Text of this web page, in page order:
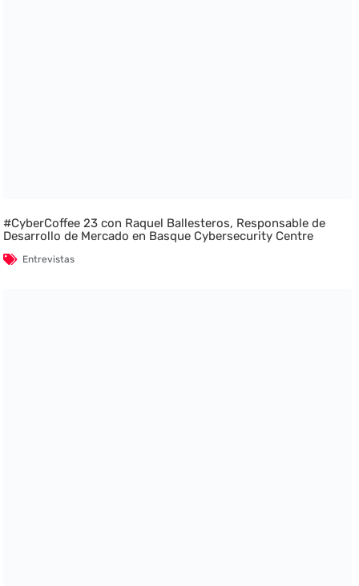
#CyberCoffee 23 con Raquel Ballesteros, Responsable de
Desarrollo de Mercado en Basque Cybersecurity Centre
Entrevistas